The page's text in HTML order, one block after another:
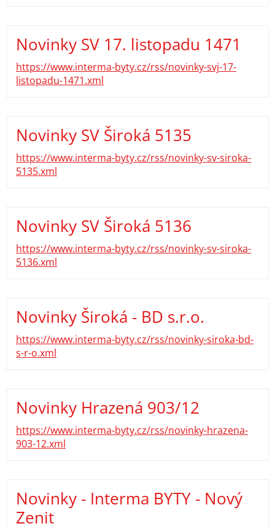
Novinky SV 17. listopadu 1471
https://www.interma-byty.cz/rss/novinky-svj-17-
listopadu-1471.xml
Novinky SV Široká 5135
https://www.interma-byty.cz/rss/novinky-sv-siroka-
5135.xml
Novinky SV Široká 5136
https://www.interma-byty.cz/rss/novinky-sv-siroka-
5136.xml
Novinky Široká - BD s.r.o.
https://www.interma-byty.cz/rss/novinky-siroka-bd-
s-r-o.xml
Novinky Hrazená 903/12
https://www.interma-byty.cz/rss/novinky-hrazena-
903-12.xml
Novinky - Interma BYTY - Nový
Zenit